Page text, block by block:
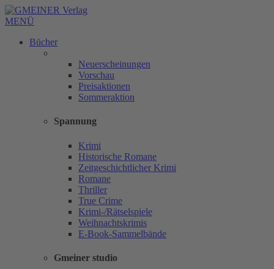
MENÜ
Bücher
Neuerscheinungen
Vorschau
Preisaktionen
Sommeraktion
Spannung
Krimi
Historische Romane
Zeitgeschichtlicher Krimi
Romane
Thriller
True Crime
Krimi-/Rätselspiele
Weihnachtskrimis
E-Book-Sammelbände
Gmeiner studio